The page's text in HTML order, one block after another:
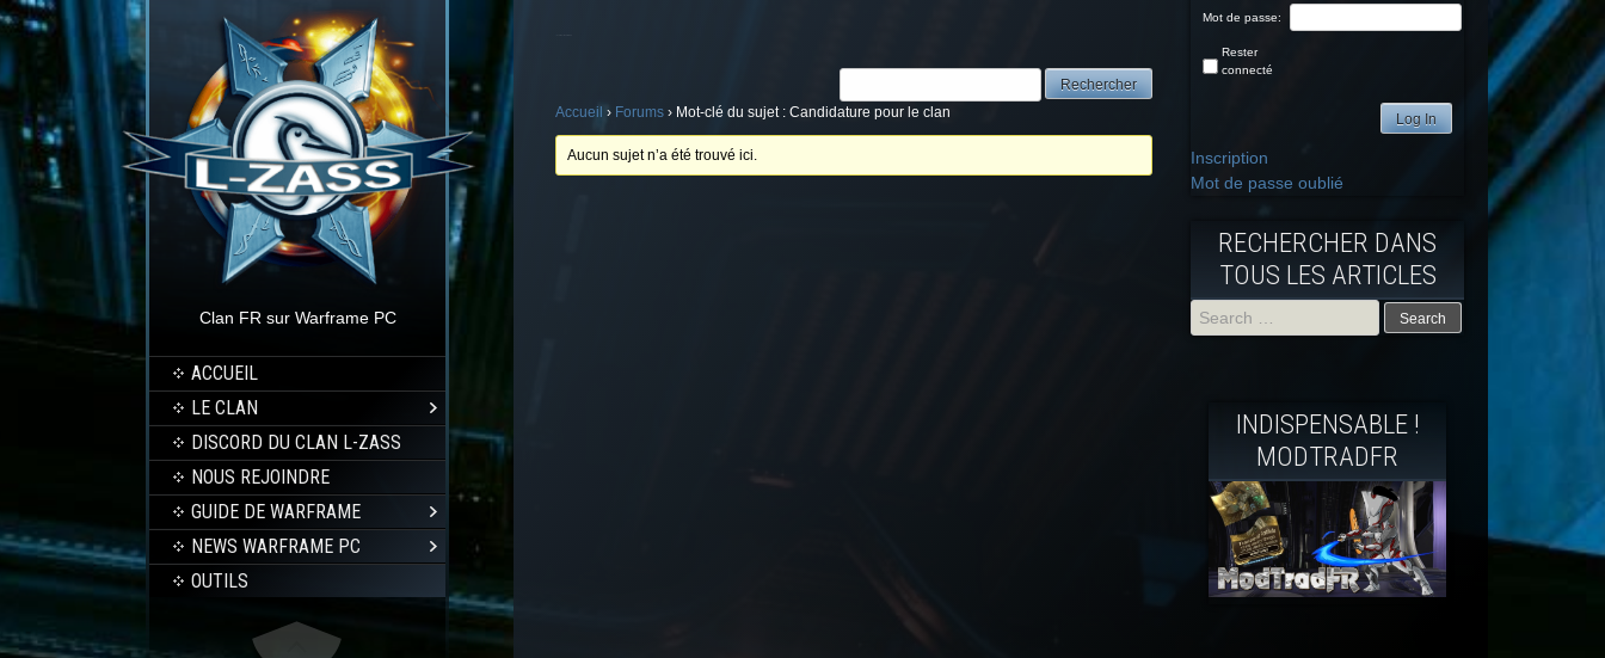
Clan FR sur Warframe PC
ACCUEIL
LE CLAN
DISCORD DU CLAN L-ZASS
NOUS REJOINDRE
GUIDE DE WARFRAME
NEWS WARFRAME PC
OUTILS
Accueil › Forums › Mot-clé du sujet : Candidature pour le clan
Aucun sujet n’a été trouvé ici.
Mot de passe:
Rester
connecté
Log In
Inscription
Mot de passe oublié
RECHERCHER DANS
TOUS LES ARTICLES
INDISPENSABLE !
MODTRADFR